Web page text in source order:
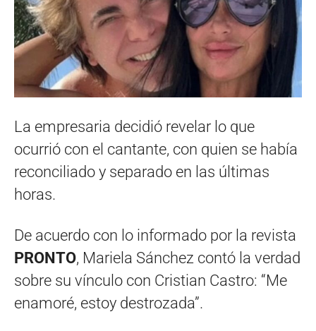
La empresaria decidió revelar lo que
ocurrió con el cantante, con quien se había
reconciliado y separado en las últimas
horas.
De acuerdo con lo informado por la revista
PRONTO, Mariela Sánchez contó la verdad
sobre su vínculo con Cristian Castro: “Me
enamoré, estoy destrozada”.